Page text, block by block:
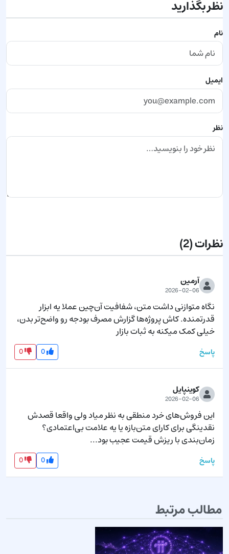
نظر بگذارید
نام
ایمیل
نظر
نظرات(2)
آرمین
2026-02-06
نگاه متوازنی داشت متن، شفافیت آن‌چین عملا یه ابزار
خیلی کمک میکنه به ثبات بازار
پاسخ 0
0
کوینپایل
2026-02-06
زمان‌بندی با ریزش قیمت عجیب بود...
پاسخ 0
0
مطالب مرتبط